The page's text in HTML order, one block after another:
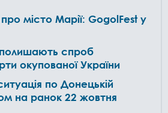
місто Марії: GogоlFest у
спроб
окупованої України
по Донецькій
на ранок 22 жовтня